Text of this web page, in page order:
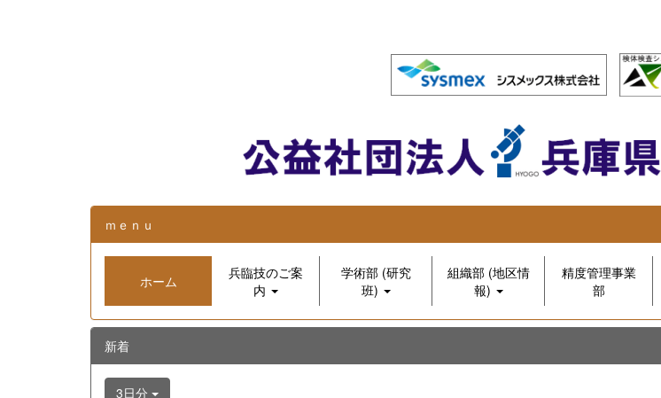
ｍｅｎｕ
ホーム
兵臨技のご案
内
学術部 (研究
班)
組織部 (地区情
報)
精度管理事業
部
新着
3日分